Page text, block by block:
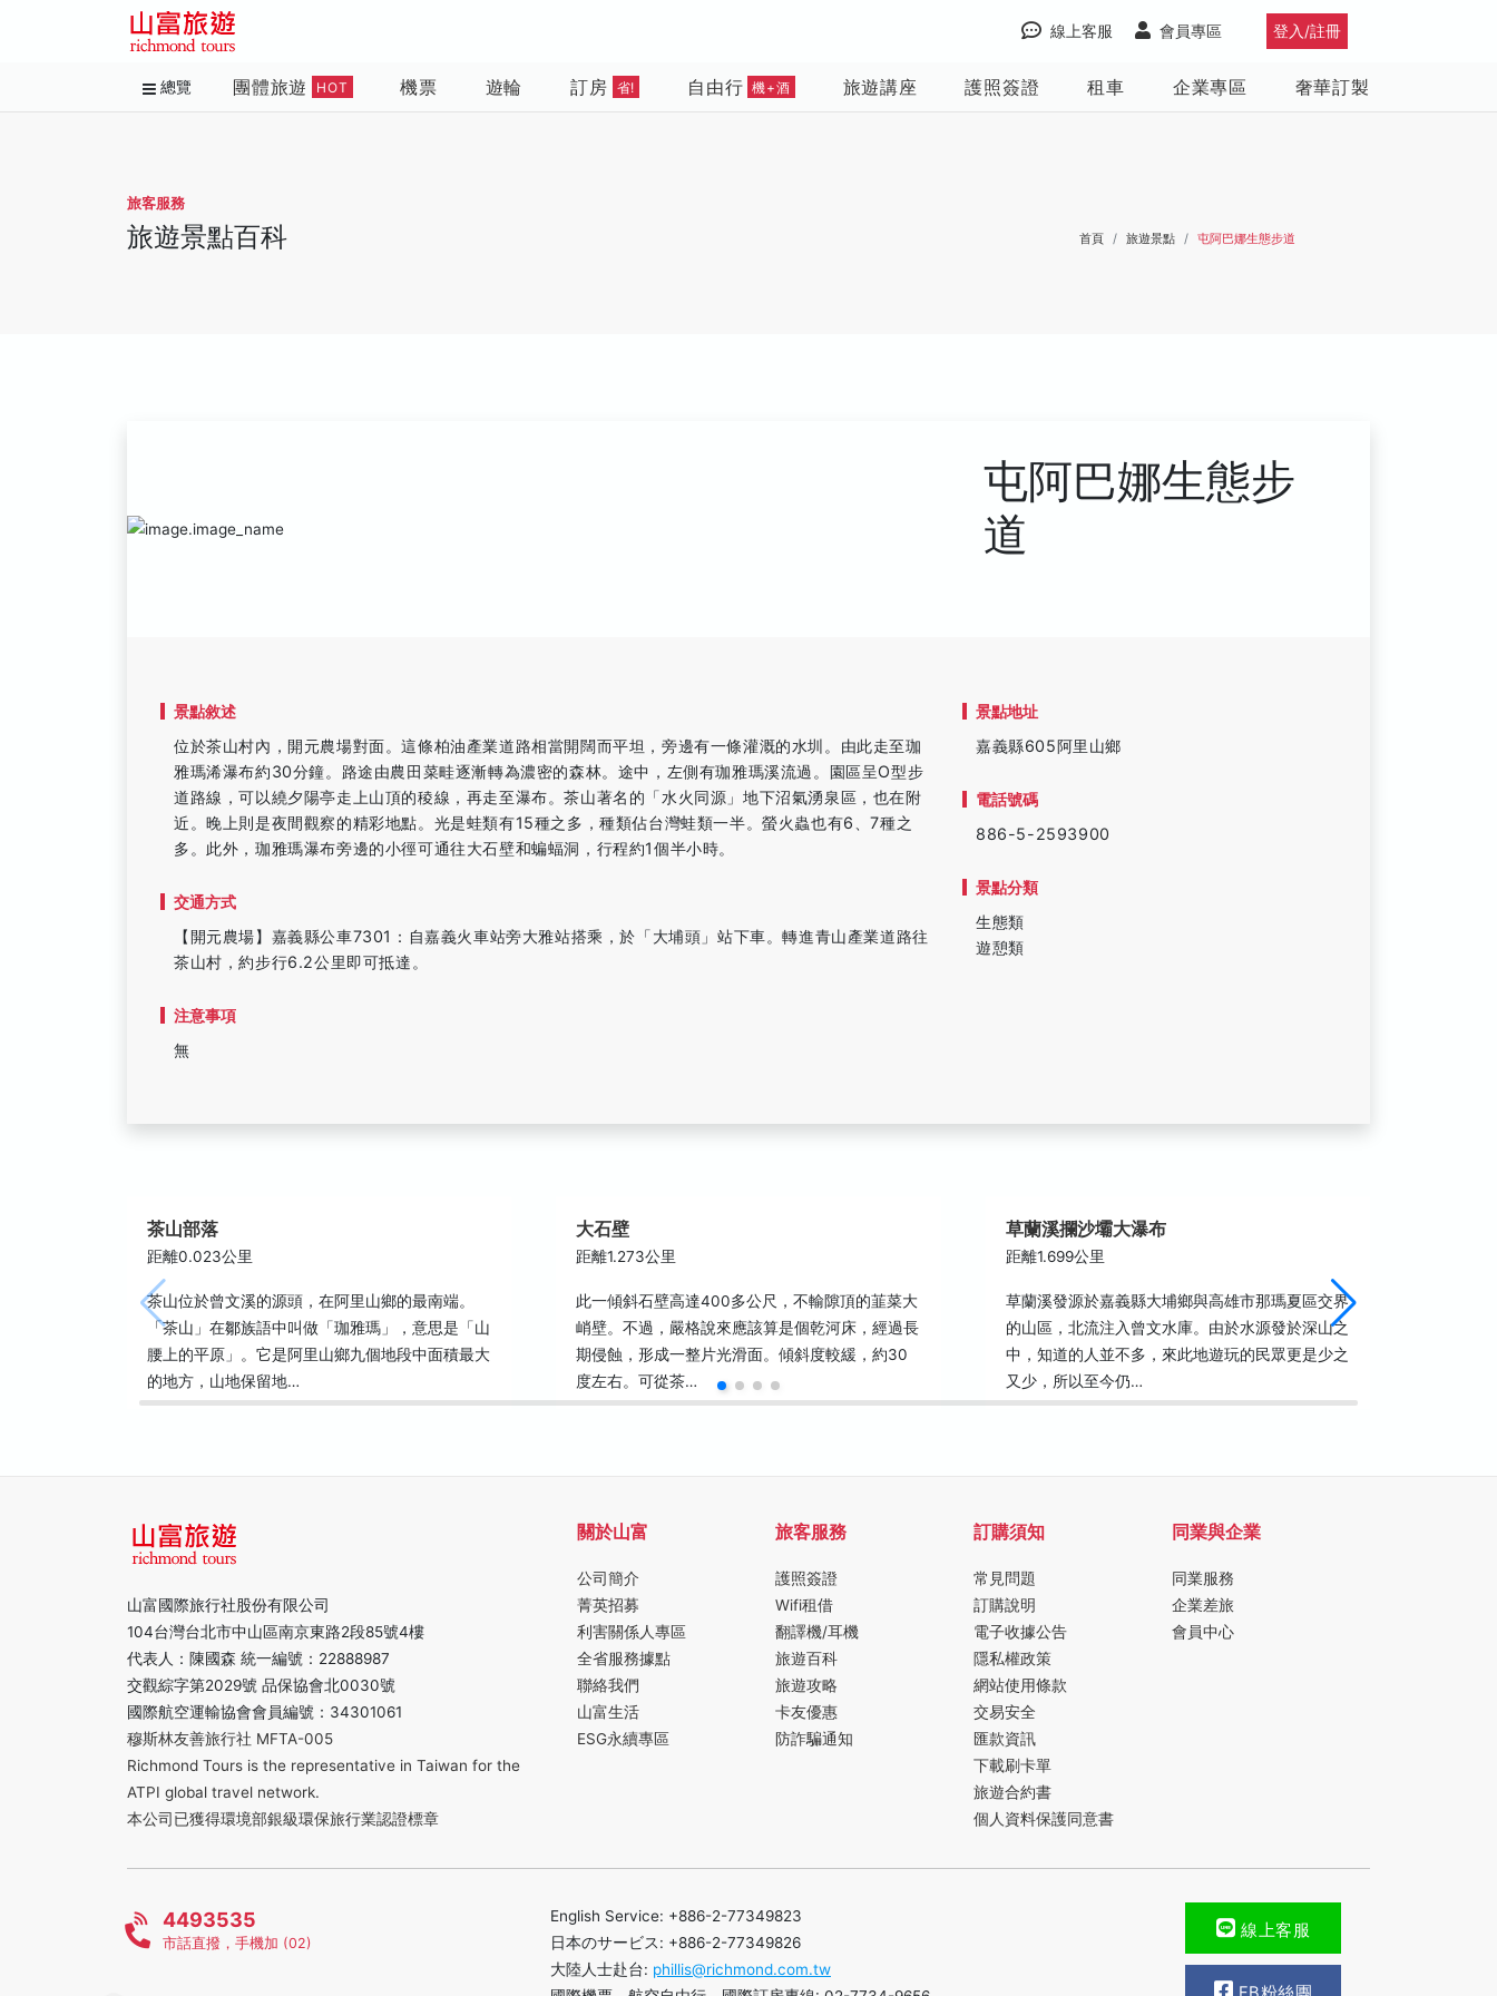
登入/註冊
會員專區
線上客服
總覽 團體旅遊 HOT 機票 遊輪 訂房 省! 自由行 機+酒 旅遊講座 護照簽證 租車 企業專區 奢華訂製
旅客服務
旅遊景點百科 首頁 旅遊景點 屯阿巴娜生態步道
屯阿巴娜生態步
道
景點敘述
位於茶山村內，開元農場對面。這條柏油產業道路相當開闊而平坦，旁邊有一條灌溉的水圳。由此走至珈
雅瑪浠瀑布約30分鐘。路途由農田菜畦逐漸轉為濃密的森林。途中，左側有珈雅瑪溪流過。園區呈O型步
道路線，可以繞夕陽亭走上山頂的稜線，再走至瀑布。茶山著名的「水火同源」地下沼氣湧泉區，也在附
近。晚上則是夜間觀察的精彩地點。光是蛙類有15種之多，種類佔台灣蛙類一半。螢火蟲也有6、7種之
多。此外，珈雅瑪瀑布旁邊的小徑可通往大石壁和蝙蝠洞，行程約1個半小時。
交通方式
【開元農場】嘉義縣公車7301：自嘉義火車站旁大雅站搭乘，於「大埔頭」站下車。轉進青山產業道路往
茶山村，約步行6.2公里即可抵達。
注意事項
無
景點地址
嘉義縣605阿里山鄉
電話號碼
886-5-2593900
景點分類
生態類
遊憩類
茶山部落
距離0.023公里
茶山位於曾文溪的源頭，在阿里山鄉的最南端。
「茶山」在鄒族語中叫做「珈雅瑪」，意思是「山
腰上的平原」。它是阿里山鄉九個地段中面積最大
的地方，山地保留地…
大石壁
距離1.273公里
此一傾斜石壁高達400多公尺，不輸隙頂的韮菜大
峭壁。不過，嚴格說來應該算是個乾河床，經過長
期侵蝕，形成一整片光滑面。傾斜度較緩，約30
度左右。可從茶…
草蘭溪攔沙壩大瀑布
距離1.699公里
草蘭溪發源於嘉義縣大埔鄉與高雄市那瑪夏區交界
的山區，北流注入曾文水庫。由於水源發於深山之
中，知道的人並不多，來此地遊玩的民眾更是少之
又少，所以至今仍…
山富國際旅行社股份有限公司
104台灣台北市中山區南京東路2段85號4樓
代表人：陳國森 統一編號：22888987
交觀綜字第2029號 品保協會北0030號
國際航空運輸協會會員編號：34301061
穆斯林友善旅行社 MFTA-005
Richmond Tours is the representative in Taiwan for the
ATPI global travel network.
本公司已獲得環境部銀級環保旅行業認證標章
關於山富
公司簡介
菁英招募
利害關係人專區
全省服務據點
聯絡我們
山富生活
ESG永續專區
旅客服務
護照簽證
Wifi租借
翻譯機/耳機
旅遊百科
旅遊攻略
卡友優惠
防詐騙通知
訂購須知
常見問題
訂購說明
電子收據公告
隱私權政策
網站使用條款
交易安全
匯款資訊
下載刷卡單
旅遊合約書
個人資料保護同意書
同業與企業
同業服務
企業差旅
會員中心
4493535
市話直撥，手機加 (02)
English Service: +886-2-77349823
日本のサービス: +886-2-77349826
大陸人士赴台: phillis@richmond.com.tw
線上客服